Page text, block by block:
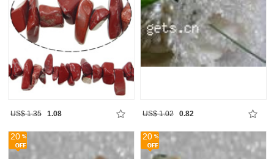
US$ 1.35 1.08 US$ 1.02 0.82
20 20